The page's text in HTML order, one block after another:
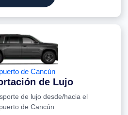
de Cancún
de Lujo
de lujo desde/hacia el
de Cancún